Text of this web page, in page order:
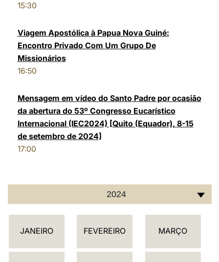
15:30
Viagem Apostólica à Papua Nova Guiné:
Encontro Privado Com Um Grupo De
Missionários
16:50
Mensagem em vídeo do Santo Padre por ocasião
da abertura do 53º Congresso Eucarístico
Internacional (IEC2024) [Quito (Equador), 8-15
de setembro de 2024]
17:00
2024
C
L
JANEIRO FEVEREIRO MARÇO